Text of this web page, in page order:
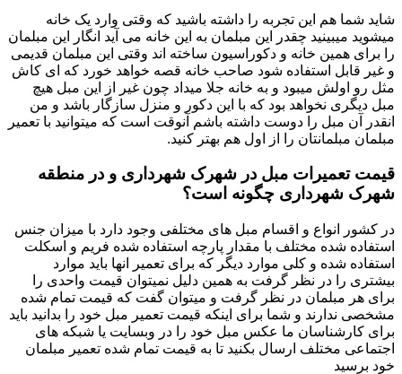
شاید شما هم این تجربه را داشته باشید که وقتی وارد یک خانه
میشوید میبینید چقدر این مبلمان به این خانه می آید انگار این مبلمان
را برای همین خانه و دکوراسیون ساخته اند وقتی این مبلمان قدیمی
و غیر قابل استفاده شود صاحب خانه قصه خواهد خورد که ای کاش
مثل رو اولش میبود و به خانه جلا میداد چون غیر از این مبل هیچ
مبل دیگری نخواهد بود که با این دکور و منزل سازگار باشد و من
انقدر آن مبل را دوست داشته باشم آنوقت است که میتوانید با تعمیر
مبلمان مبلمانتان را از اول هم بهتر کنید.
قیمت تعمیرات مبل در شهرک شهرداری و در منطقه
شهرک شهرداری چگونه است؟
در کشور انواع و اقسام مبل های مختلفی وجود دارد با میزان جنس
استفاده شده مختلف با مقدار پارچه استفاده شده فریم و اسکلت
استفاده شده و کلی موارد دیگر که برای تعمیر انها باید موارد
بیشتری را در نظر گرفت به همین دلیل نمیتوان قیمت واحدی را
برای هر مبلمان در نظر گرفت و میتوان گفت که قیمت تمام شده
مشخصی ندارند و شما برای اینکه قیمت تعمیر مبل خود را بدانید باید
برای کارشناسان ما عکس مبل خود را در وبسایت یا شبکه های
اجتماعی مختلف ارسال بکنید تا به قیمت تمام شده تعمیر مبلمان
خود برسید